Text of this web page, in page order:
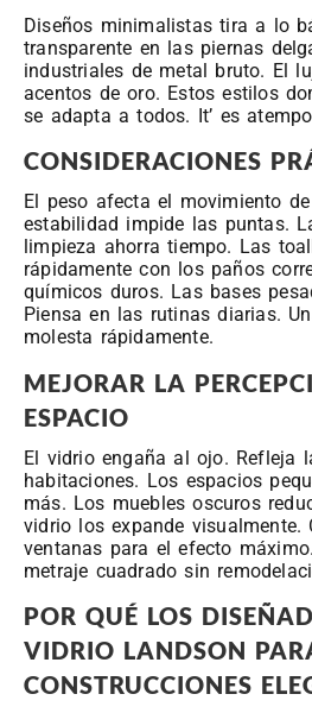
Diseños minimalistas tira a lo
transparente en las piernas
industriales de metal bruto. El
acentos de oro. Estos estilos
se adapta a todos. It’ es
CONSIDERACIONES
El peso afecta el movimiento
estabilidad impide las puntas.
limpieza ahorra tiempo. Las
rápidamente con los paños
químicos duros. Las bases
Piensa en las rutinas diarias.
molesta rápidamente.
MEJORAR LA
ESPACIO
El vidrio engaña al ojo. Refleja
habitaciones. Los espacios
más. Los muebles oscuros
vidrio los expande visualmente.
ventanas para el efecto
metraje cuadrado sin
POR QUÉ LOS
VIDRIO LANDSON
CONSTRUCCIONES